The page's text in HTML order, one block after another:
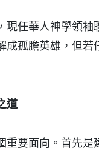
現任華人神學領
成孤膽英雄，但
道
要面向。首先